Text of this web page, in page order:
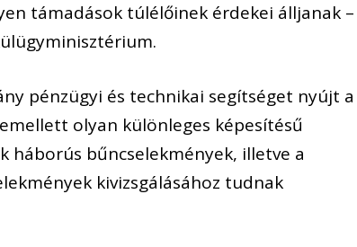
támadások túlélőinek érdekei álljanak –
pénzügyi és technikai segítséget nyújt a
olyan különleges képesítésű
háborús bűncselekmények, illetve a
kivizsgálásához tudnak